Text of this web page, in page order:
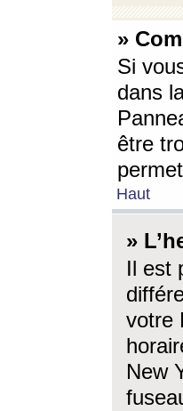
»
Si
dans
être
Haut
»
Il est
votre
New